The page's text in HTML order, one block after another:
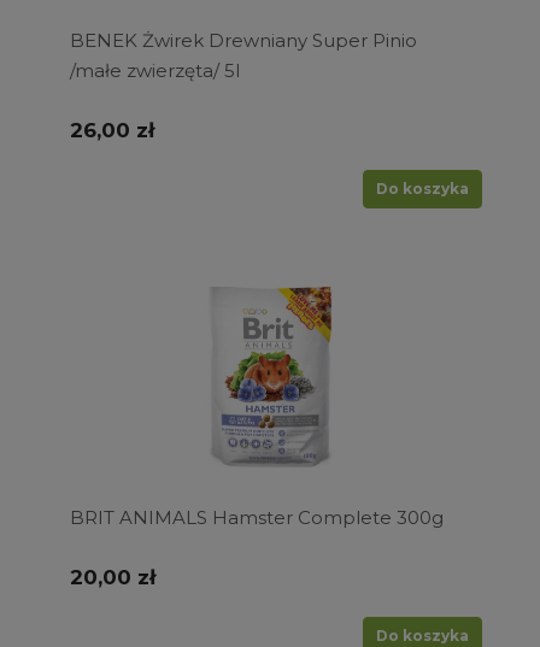
BENEK Żwirek Drewniany Super Pinio
/małe zwierzęta/ 5l
26,00 zł
Do koszyka
BRIT ANIMALS Hamster Complete 300g
20,00 zł
Do koszyka